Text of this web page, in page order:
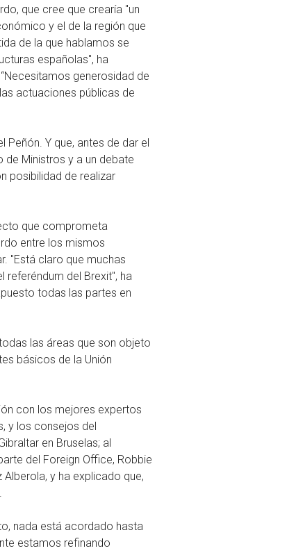
que cree que crearía "un
y el de la región que
de la que hablamos se
españolas", ha
generosidad de
actuaciones públicas de
Y que, antes de dar el
Ministros y a un debate
posibilidad de realizar
que comprometa
entre los mismos
"Está claro que muchas
del Brexit", ha
todas las partes en
las áreas que son objeto
básicos de la Unión
con los mejores expertos
y los consejos del
en Bruselas; al
del Foreign Office, Robbie
y ha explicado que,
nada está acordado hasta
estamos refinando